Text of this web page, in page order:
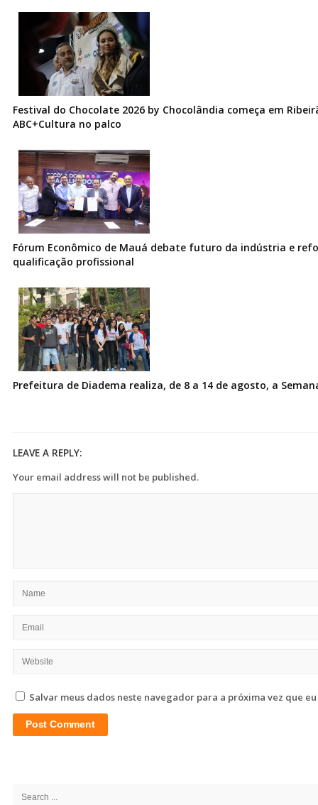
Festival do Chocolate 2026 by Chocolândia começa em
ABC+Cultura no palco
Fórum Econômico de Mauá debate futuro da indústria e
qualificação profissional
Prefeitura de Diadema realiza, de 8 a 14 de agosto, a
LEAVE A REPLY:
Your email address will not be published.
Salvar meus dados neste navegador para a próxima vez que
Search